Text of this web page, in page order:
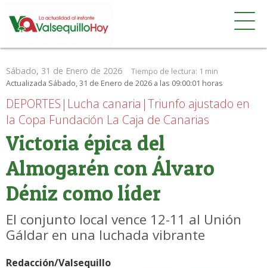
Sábado, 31 de Enero de 2026 Tiempo de lectura: 1 min
Actualizada Sábado, 31 de Enero de 2026 a las 09:00:01 horas
DEPORTES|Lucha canaria|Triunfo ajustado en
la Copa Fundación La Caja de Canarias
Victoria épica del
Almogarén con Álvaro
Déniz como líder
El conjunto local vence 12-11 al Unión
Gáldar en una luchada vibrante
Redacción/Valsequillo